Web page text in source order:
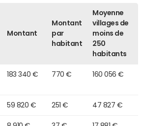
Montant
Montant
par
habitant
Moyenne
villages de
moins de
250
habitants
183 340 € 770 € 160 056 €
59 820 € 251 € 47 827 €